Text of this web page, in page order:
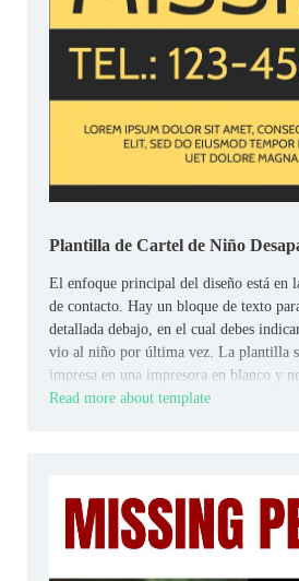
Plantilla de Cartel de Niño
El enfoque principal del diseño está
de contacto. Hay un bloque de texto
detallada debajo, en el cual debes
vio al niño por última vez. La plantilla
impresa en una impresora en blanco y
Read more about template